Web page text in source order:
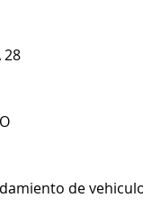
28
de